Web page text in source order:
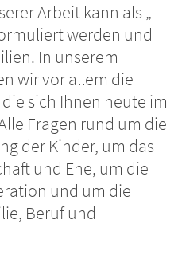
Arbeit kann als „
werden und
In unserem
wir vor allem die
sich Ihnen heute im
Fragen rund um die
der Kinder, um das
und Ehe, um die
und um die
Beruf und